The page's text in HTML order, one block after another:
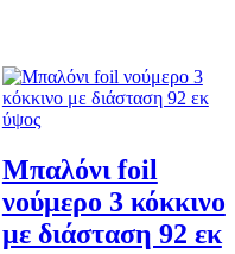
Μπαλόνι foil
νούμερο 3 κόκκινο
με διάσταση 92 εκ